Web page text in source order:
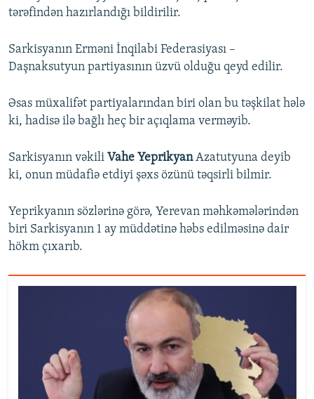
tərəfindən hazırlandığı bildirilir.
Sarkisyanın Erməni İnqilabi Federasiyası –
Daşnaksutyun partiyasının üzvü olduğu qeyd edilir.
Əsas müxalifət partiyalarından biri olan bu təşkilat hələ
ki, hadisə ilə bağlı heç bir açıqlama verməyib.
Sarkisyanın vəkili Vahe YeprikyanAzatutyuna deyib
ki, onun müdafiə etdiyi şəxs özünü təqsirli bilmir.
Yeprikyanın sözlərinə görə, Yerevan məhkəmələrindən
biri Sarkisyanın 1 ay müddətinə həbs edilməsinə dair
hökm çıxarıb.